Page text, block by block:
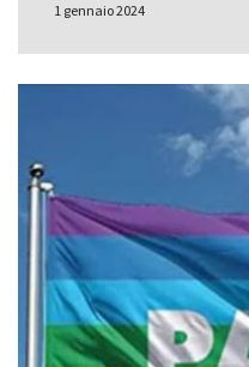
1 gennaio 2024